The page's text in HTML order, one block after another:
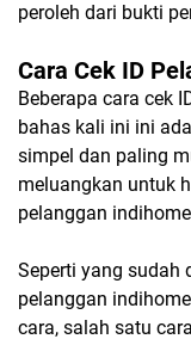
peroleh dari bukti
Cara Cek ID
Beberapa cara cek
bahas kali ini ini
simpel dan paling
meluangkan untuk
pelanggan
Seperti yang sudah
pelanggan
cara, salah satu